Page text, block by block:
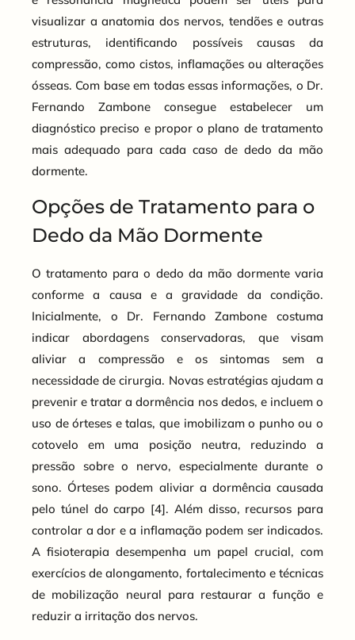
visualizar a anatomia dos nervos, tendões e outras
estruturas, identificando possíveis causas da
compressão, como cistos, inflamações ou alterações
ósseas. Com base em todas essas informações, o Dr.
Fernando Zambone consegue estabelecer um
diagnóstico preciso e propor o plano de tratamento
mais adequado para cada caso de dedo da mão
dormente.
Opções de Tratamento para o
Dedo da Mão Dormente
O tratamento para o dedo da mão dormente varia
conforme a causa e a gravidade da condição.
Inicialmente, o Dr. Fernando Zambone costuma
indicar abordagens conservadoras, que visam
aliviar a compressão e os sintomas sem a
necessidade de cirurgia. Novas estratégias ajudam a
prevenir e tratar a dormência nos dedos, e incluem o
uso de órteses e talas, que imobilizam o punho ou o
cotovelo em uma posição neutra, reduzindo a
pressão sobre o nervo, especialmente durante o
sono. Órteses podem aliviar a dormência causada
pelo túnel do carpo [4]. Além disso, recursos para
controlar a dor e a inflamação podem ser indicados.
A fisioterapia desempenha um papel crucial, com
exercícios de alongamento, fortalecimento e técnicas
de mobilização neural para restaurar a função e
reduzir a irritação dos nervos.